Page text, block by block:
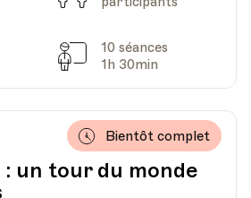
Séances
10 séances
1h 30min
un tour du monde
Bientôt complet